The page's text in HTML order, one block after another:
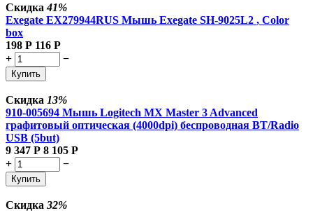
Скидка41%
Exegate EX279944RUS Мышь Exegate SH-9025L2 , Color
box
198 Р 116 Р
+
−
Купить
Скидка 13%
910-005694 Мышь Logitech MX Master 3 Advanced
графитовый оптическая (4000dpi) беспроводная BT/Radio
USB (5but)
9 347 Р 8 105 Р
+
−
Купить
Скидка 32%